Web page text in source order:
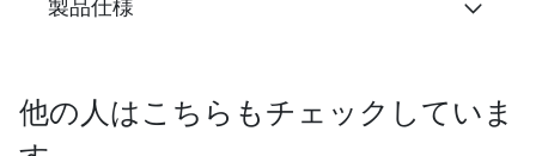
製品仕様
他の人はこちらもチェックしていま